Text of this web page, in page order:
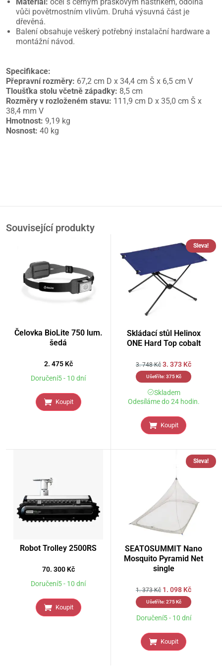
vůči povětrnostním vlivům. Druhá výsuvná část je
dřevěná.
Balení obsahuje veškerý potřebný instalační hardware a
montážní návod.
Specifikace:
Přepravní rozměry: 67,2 cm D x 34,4 cm Š x 6,5 cm V
Tloušťka stolu včetně západky: 8,5 cm
Rozměry v rozloženém stavu: 111,9 cm D x 35,0 cm Š x
38,4 mm V
Hmotnost: 9,19 kg
Nosnost: 40 kg
Související produkty
Čelovka BioLite 750 lum.
šedá
2. 475 Kč
Doručení5 - 10 dní
Koupit
Sleva!
Skládací stůl Helinox
ONE Hard Top cobalt
3. 748Kč 3. 373 Kč
Ušetříte: 375Kč
Skladem
Odesíláme do 24 hodin.
Koupit
Robot Trolley 2500RS
70. 300 Kč
Doručení5 - 10 dní
Koupit
Sleva!
SEATOSUMMIT Nano
Mosquito Pyramid Net
single
1. 373Kč 1. 098 Kč
Ušetříte: 275Kč
Doručení5 - 10 dní
Koupit